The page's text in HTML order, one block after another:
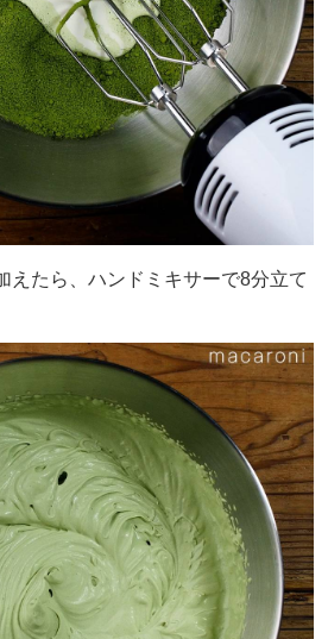
えたら、ハンドミキサーで8分立て